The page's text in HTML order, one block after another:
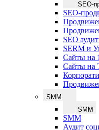
SEO-
SEO-
SEO аудит
SERM и
Сайты на
Сайты на
SMM
SMM
SMM
Аудит